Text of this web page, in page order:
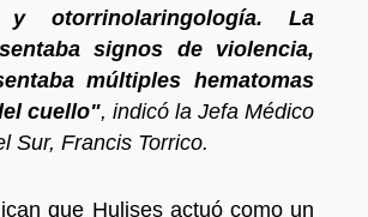
y otorrinolaringología. La
signos de violencia,
múltiples hematomas
cuello", indicó la Jefa Médico
Sur, Francis Torrico.
que Hulises actuó como un